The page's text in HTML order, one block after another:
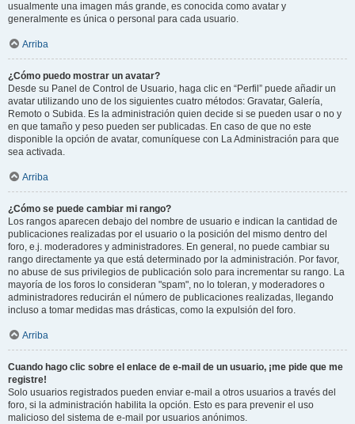
usualmente una imagen más grande, es conocida como avatar y
generalmente es única o personal para cada usuario.
Arriba
¿Cómo puedo mostrar un avatar?
Desde su Panel de Control de Usuario, haga clic en “Perfil” puede añadir un
avatar utilizando uno de los siguientes cuatro métodos: Gravatar, Galería,
Remoto o Subida. Es la administración quien decide si se pueden usar o no y
en que tamaño y peso pueden ser publicadas. En caso de que no este
disponible la opción de avatar, comuníquese con La Administración para que
sea activada.
Arriba
¿Cómo se puede cambiar mi rango?
Los rangos aparecen debajo del nombre de usuario e indican la cantidad de
publicaciones realizadas por el usuario o la posición del mismo dentro del
foro, e.j. moderadores y administradores. En general, no puede cambiar su
rango directamente ya que está determinado por la administración. Por favor,
no abuse de sus privilegios de publicación solo para incrementar su rango. La
mayoría de los foros lo consideran "spam", no lo toleran, y moderadores o
administradores reducirán el número de publicaciones realizadas, llegando
incluso a tomar medidas mas drásticas, como la expulsión del foro.
Arriba
Cuando hago clic sobre el enlace de e-mail de un usuario, ¡me pide que me
registre!
Solo usuarios registrados pueden enviar e-mail a otros usuarios a través del
foro, si la administración habilita la opción. Esto es para prevenir el uso
malicioso del sistema de e-mail por usuarios anónimos.